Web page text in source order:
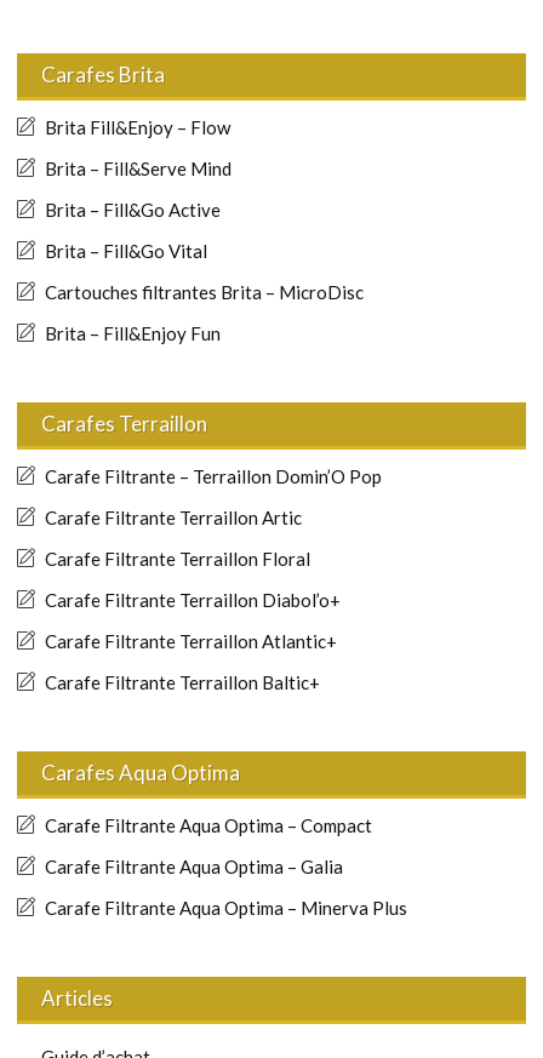
Carafes Brita
Brita Fill&Enjoy – Flow
Brita – Fill&Serve Mind
Brita – Fill&Go Active
Brita – Fill&Go Vital
Cartouches filtrantes Brita – MicroDisc
Brita – Fill&Enjoy Fun
Carafes Terraillon
Carafe Filtrante – Terraillon Domin’O Pop
Carafe Filtrante Terraillon Artic
Carafe Filtrante Terraillon Floral
Carafe Filtrante Terraillon Diabol’o+
Carafe Filtrante Terraillon Atlantic+
Carafe Filtrante Terraillon Baltic+
Carafes Aqua Optima
Carafe Filtrante Aqua Optima – Compact
Carafe Filtrante Aqua Optima – Galia
Carafe Filtrante Aqua Optima – Minerva Plus
Articles